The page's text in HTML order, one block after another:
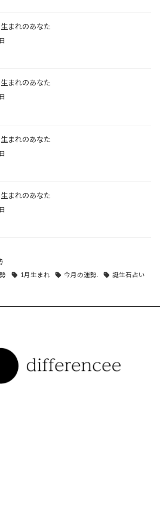
まれのあなた
まれのあなた
まれのあなた
まれのあなた
1月生まれ 今月の運勢. 誕生石占い